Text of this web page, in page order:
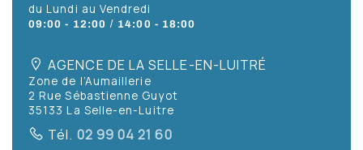
du Lundi au Vendredi
09:00 - 12:00 / 14:00 - 18:00
AGENCE DE LA SELLE-EN-LUITRÉ
Zone de l’Aumaillerie
2 Rue Sébastienne Guyot
35133 La Selle-en-Luitre
Tél. 02 99 04 21 60